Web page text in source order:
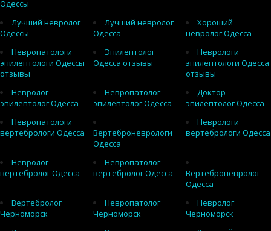
Одессы
Лучший невролог
Одессы
Лучший невролог
Одесса
Хороший
невролог Одесса
Невропатологи
эпилептологи Одессы
отзывы
Эпилептолог
Одесса отзывы
Неврологи
эпилептологи Одесса
отзывы
Невролог
эпилептолог Одесса
Невропатолог
эпилептолог Одесса
Доктор
эпилептолог Одесса
Невропатологи
вертебрологи Одесса
Вертеброневрологи
Одесса
Неврологи
вертебрологи Одесса
Невролог
вертебролог Одесса
Невропатолог
вертебролог Одесса
Вертеброневролог
Одесса
Вертебролог
Черноморск
Невропатолог
Черноморск
Невролог
Черноморск